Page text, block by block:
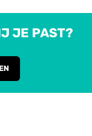
JE PAST?